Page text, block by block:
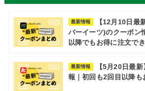
最新情報
【12月10日
バーイーツ)のクーポン
以降でもお得に注文でき
最新情報
【5月20日最
報｜初回も2回目以降も